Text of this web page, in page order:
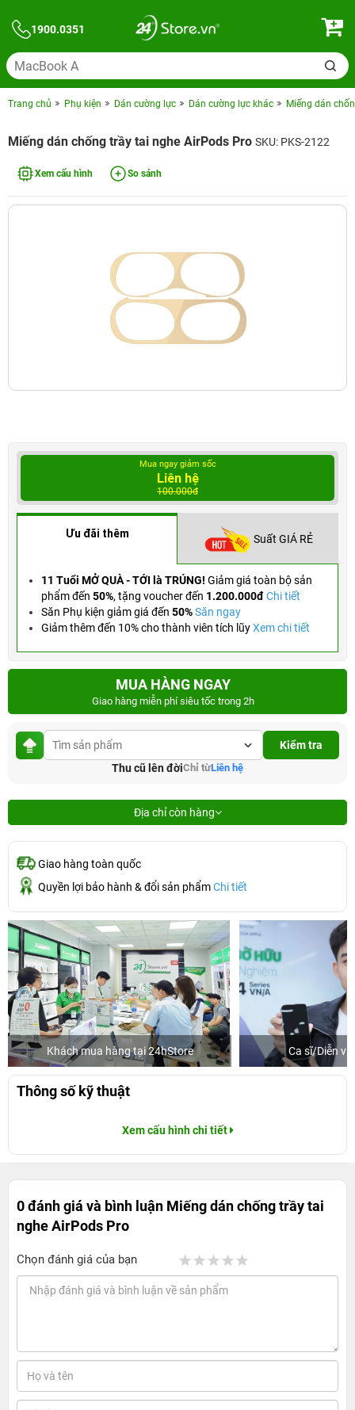
1900.0351
Trang chủ Phụ kiện Dán cường lực Dán cường lực khác Miếng dán
Miếng dán chống trầy tai nghe AirPods Pro SKU: PKS-2122
Xem cấu hình So sánh
Mua ngay giảm sốc
Liên hệ
100.000đ
Ưu đãi thêm Suất GIÁ RẺ
11 Tuổi MỞ QUÀ - TỚI là TRÚNG! Giảm giá toàn bộ sản
phẩm đến 50%, tặng voucher đến 1.200.000đChi tiết
Săn Phụ kiện giảm giá đến 50%Săn ngay
Giảm thêm đến 10% cho thành viên tích lũyXem chi tiết
MUA HÀNG NGAY
Giao hàng miễn phí siêu tốc trong 2h
Kiểm tra
Thu cũ lên đờiChỉ từLiên hệ
Địa chỉ còn hàng
Giao hàng toàn quốc
Quyền lợi bảo hành & đổi sản phẩmChi tiết
Khách mua hàng tại 24hStore Ca sĩ/Diễn
Thông số kỹ thuật
Xem cấu hình chi tiết
0 đánh giá và bình luận Miếng dán chống trầy tai
nghe AirPods Pro
Chọn đánh giá của bạn